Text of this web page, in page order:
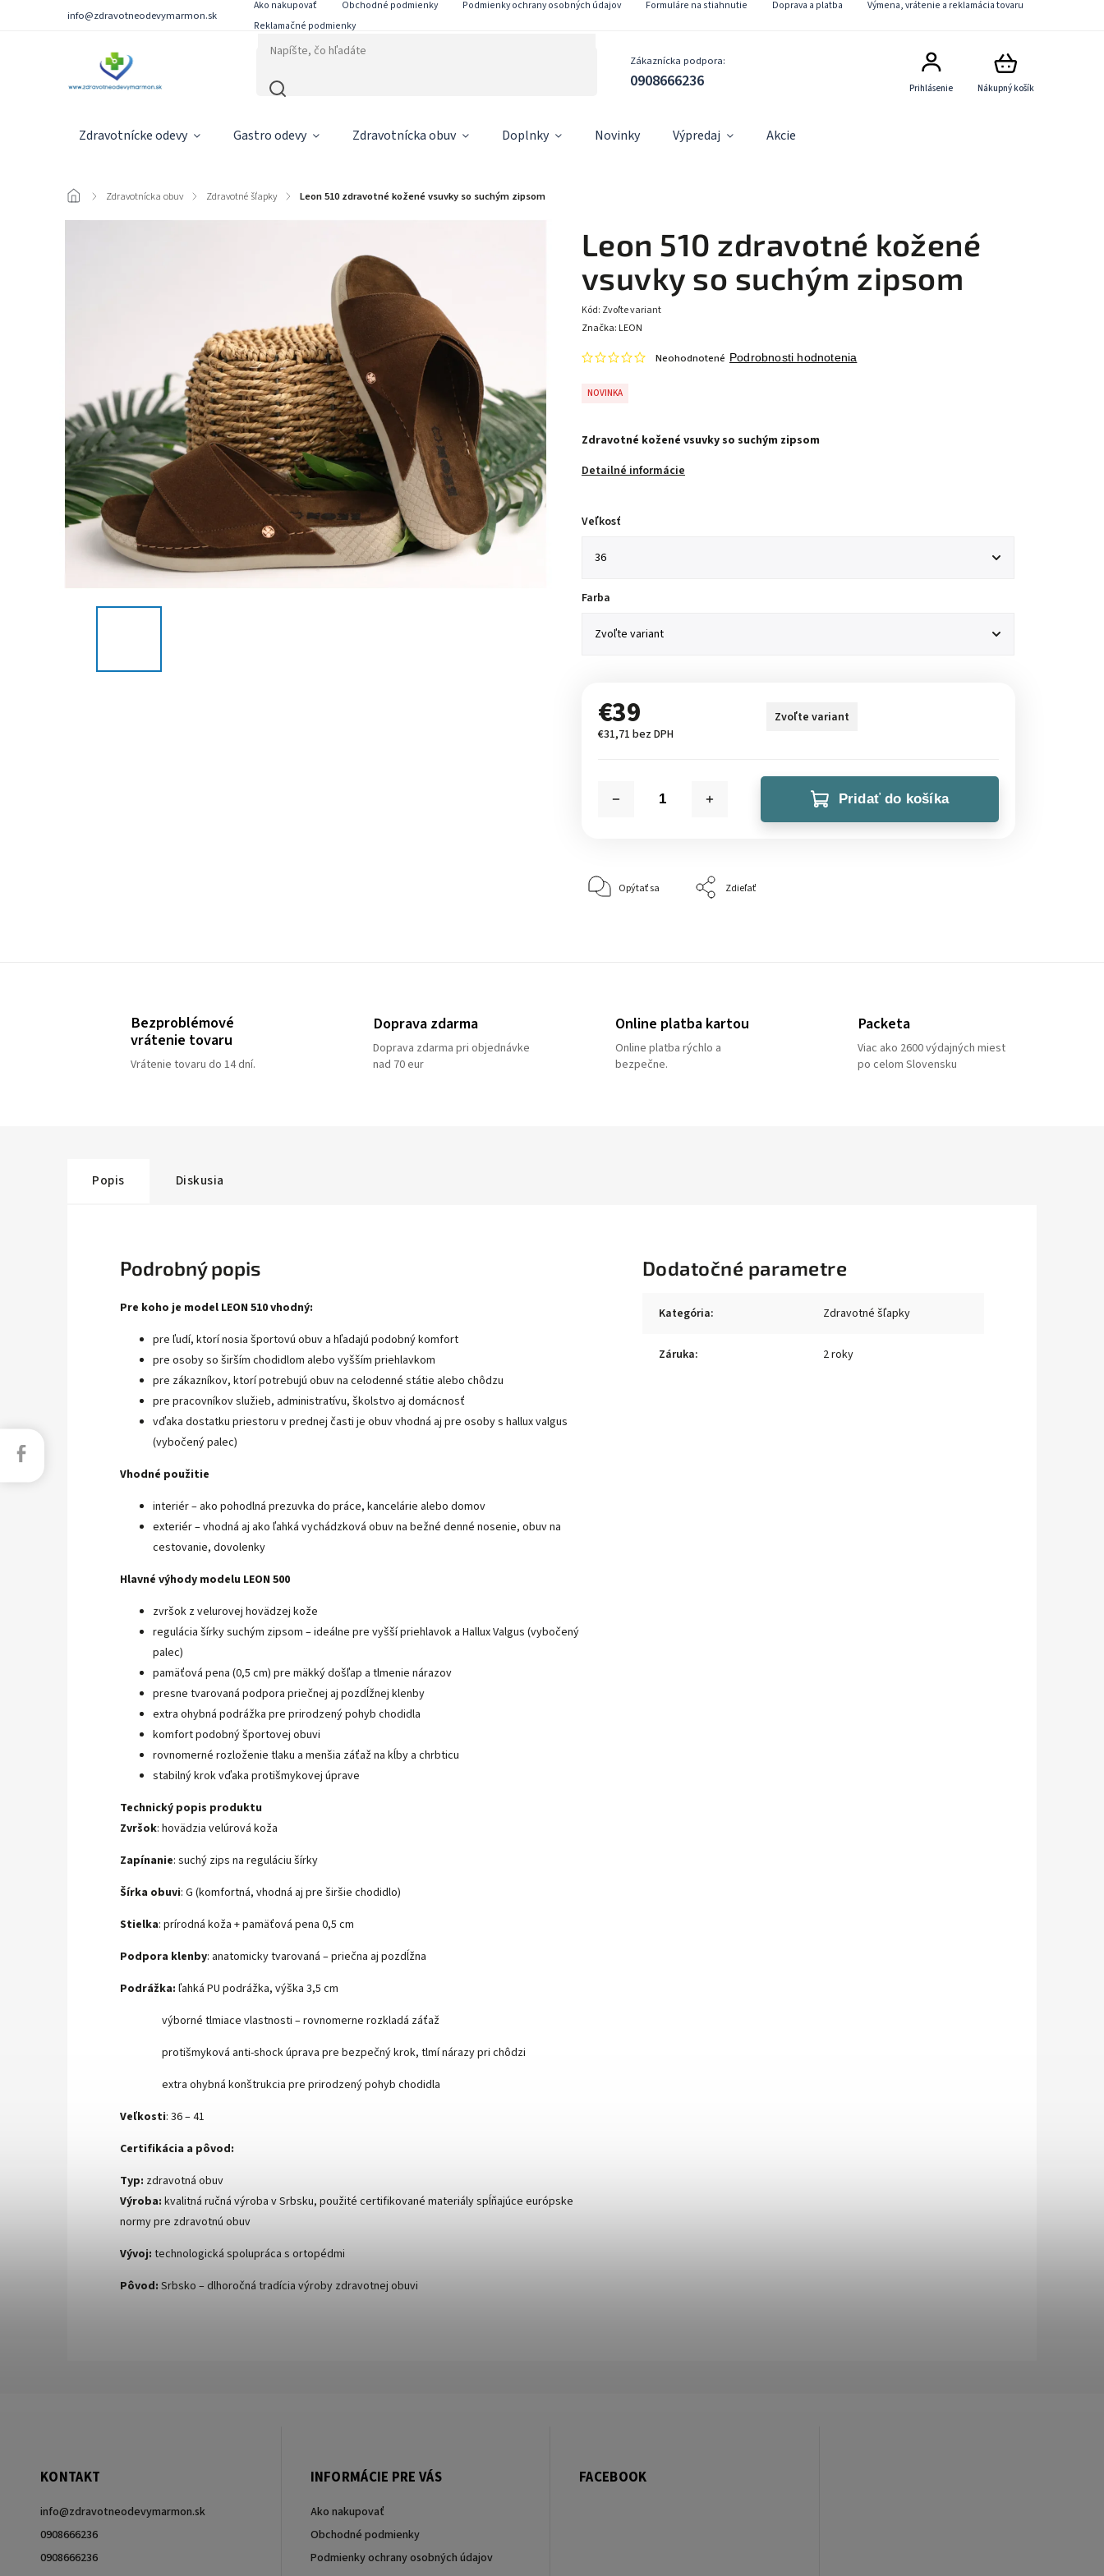
info@zdravotneodevymarmon.sk
Ako nakupovať Obchodné podmienky Podmienky ochrany osobných údajov Formuláre na stiahnutie Doprava a platba
Výmena, vrátenie a reklamácia tovaru
Reklamačné podmienky
Zákaznícka podpora:
0908666236 Nákupný košík
Prihlásenie
Zdravotnícke odevy Gastro odevy Zdravotnícka obuv Doplnky Novinky Výpredaj Akcie
/ Zdravotnícka obuv / Zdravotné šľapky / Leon 510 zdravotné kožené vsuvky so suchým zipsom
Leon 510 zdravotné kožené
vsuvky so suchým zipsom
Kód: Zvoľte variant
NOVINKA
Neohodnotené Podrobnosti hodnotenia
Zdravotné kožené vsuvky so suchým zipsom
Detailné informácie
Značka: LEON
Veľkosť
Farba
€39
€31,71 bez DPH
Zvoľte variant
Pridať do košíka
Opýtať sa Zdieľať
Bezproblémové
vrátenie tovaru
Vrátenie tovaru do 14 dní.
Doprava zdarma
Doprava zdarma pri objednávke
nad 70 eur
Online platba kartou
Online platba rýchlo a
bezpečne.
Packeta
Viac ako 2600 výdajných miest
po celom Slovensku
Popis Diskusia
Podrobný popis
Pre koho je model LEON 510 vhodný:
pre ľudí, ktorí nosia športovú obuv a hľadajú podobný komfort
pre osoby so širším chodidlom alebo vyšším priehlavkom
pre zákazníkov, ktorí potrebujú obuv na celodenné státie alebo chôdzu
pre pracovníkov služieb, administratívu, školstvo aj domácnosť
vďaka dostatku priestoru v prednej časti je obuv vhodná aj pre osoby s hallux valgus
(vybočený palec)
Vhodné použitie
interiér – ako pohodlná prezuvka do práce, kancelárie alebo domov
exteriér – vhodná aj ako ľahká vychádzková obuv na bežné denné nosenie, obuv na
cestovanie, dovolenky
Hlavné výhody modelu LEON 500
zvršok z velurovej hovädzej kože
regulácia šírky suchým zipsom – ideálne pre vyšší priehlavok a Hallux Valgus (vybočený
palec)
pamäťová pena (0,5 cm) pre mäkký došľap a tlmenie nárazov
presne tvarovaná podpora priečnej aj pozdĺžnej klenby
extra ohybná podrážka pre prirodzený pohyb chodidla
komfort podobný športovej obuvi
rovnomerné rozloženie tlaku a menšia záťaž na kĺby a chrbticu
stabilný krok vďaka protišmykovej úprave
Technický popis produktu
Zvršok: hovädzia velúrová koža
Zapínanie: suchý zips na reguláciu šírky
Šírka obuvi: G (komfortná, vhodná aj pre širšie chodidlo)
Stielka: prírodná koža + pamäťová pena 0,5 cm
Podpora klenby: anatomicky tvarovaná – priečna aj pozdĺžna
Podrážka: ľahká PU podrážka, výška 3,5 cm
výborné tlmiace vlastnosti – rovnomerne rozkladá záťaž
protišmyková anti‑shock úprava pre bezpečný krok, tlmí nárazy pri chôdzi
extra ohybná konštrukcia pre prirodzený pohyb chodidla
Veľkosti: 36 – 41
Certifikácia a pôvod:
Typ: zdravotná obuv
Výroba: kvalitná ručná výroba v Srbsku, použité certifikované materiály spĺňajúce európske
normy pre zdravotnú obuv
Vývoj: technologická spolupráca s ortopédmi
Pôvod: Srbsko – dlhoročná tradícia výroby zdravotnej obuvi
Dodatočné parametre
Kategória: Zdravotné šľapky
Záruka: 2 roky
KONTAKT
info@zdravotneodevymarmon.sk
0908666236
0908666236
INFORMÁCIE PRE VÁS
Ako nakupovať
Obchodné podmienky
Podmienky ochrany osobných údajov
FACEBOOK